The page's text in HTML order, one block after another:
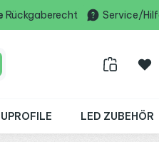
Rückgaberecht Service/
LED ZUBEHÖR